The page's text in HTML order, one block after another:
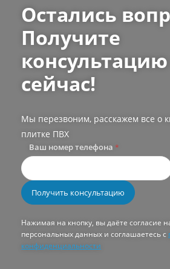
Остались
Получите
сейчас!
Мы перезвоним, расскажем все о
плитке ПВХ
Ваш номер телефона *
Нажимая на кнопку, вы даёте согласие
персональных данных и соглашаетесь с
конфиденциальности